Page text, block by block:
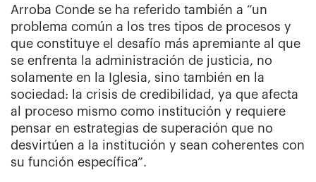
Arroba Conde se ha referido también a “un
problema común a los tres tipos de procesos y
que constituye el desafío más apremiante al que
se enfrenta la administración de justicia, no
solamente en la Iglesia, sino también en la
sociedad: la crisis de credibilidad, ya que afecta
al proceso mismo como institución y requiere
pensar en estrategias de superación que no
desvirtúen a la institución y sean coherentes con
su función específica”.